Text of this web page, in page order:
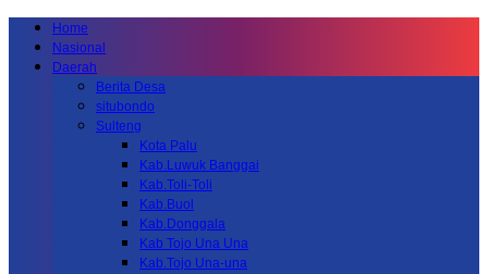
Home
Nasional
Daerah
Berita Desa
situbondo
Sulteng
Kota Palu
Kab.Luwuk Banggai
Kab.Toli-Toli
Kab.Buol
Kab.Donggala
Kab Tojo Una Una
Kab.Tojo Una-una